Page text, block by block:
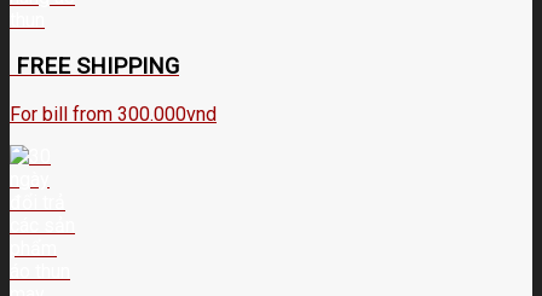
FREE SHIPPING
For bill from 300.000vnd